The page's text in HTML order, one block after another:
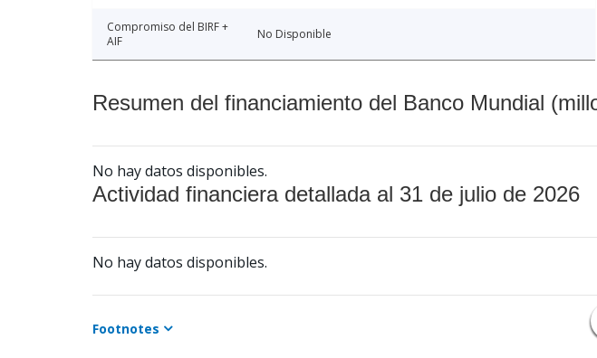
Compromiso del BIRF +
AIF
No Disponible
Resumen del financiamiento del Banco Mundial
No hay datos disponibles.
Actividad financiera detallada al 31 de julio de 2026
No hay datos disponibles.
Footnotes